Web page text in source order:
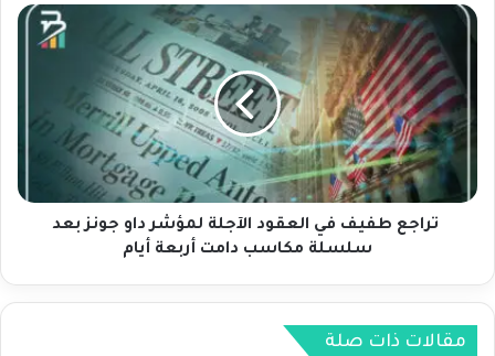
ي
ة
ص
ر
ت
ي
تراجع طفيف في العقود الآجلة لمؤشر داو جونز بعد
سلسلة مكاسب دامت أربعة أيام
مقالات ذات صلة